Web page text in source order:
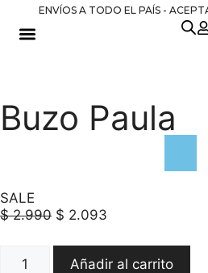
ENVÍOS A TODO EL PAÍS -
Buzo Paula
SALE
$2.990 $ 2.093
Añadir al carrito